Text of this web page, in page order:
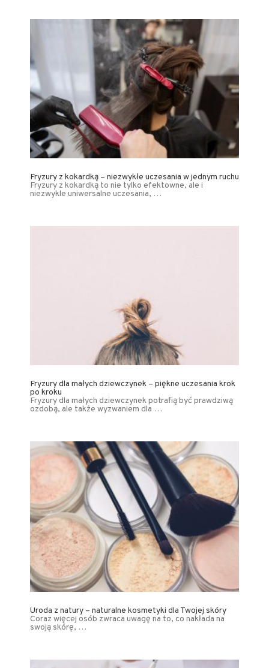
Fryzury z kokardką – niezwykłe uczesania w jednym ruchu
Fryzury z kokardką to nie tylko efektowne, ale i
niezwykle uniwersalne uczesania, …
Fryzury dla małych dziewczynek – piękne uczesania krok
po kroku
Fryzury dla małych dziewczynek potrafią być prawdziwą
ozdobą, ale także wyzwaniem dla …
Uroda z natury – naturalne kosmetyki dla Twojej skóry
Coraz więcej osób zwraca uwagę na to, co nakłada na
swoją skórę, …